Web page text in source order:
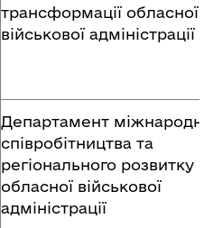
трансформації обласної
військової адміністрації
Департамент
співробітництва та
регіонального розвитку
обласної військової
адміністрації